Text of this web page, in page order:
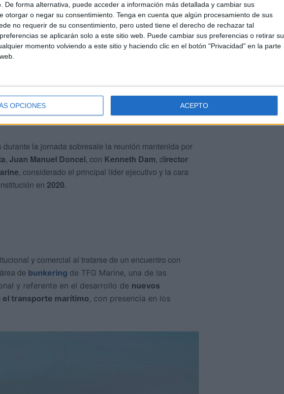
De forma alternativa, puede acceder a información más detallada y cambiar sus
otorgar o negar su consentimiento. Tenga en cuenta que algún procesamiento de sus
no requerir de su consentimiento, pero usted tiene el derecho de rechazar tal
se aplicarán solo a este sitio web. Puede cambiar sus preferencias o retirar su
momento volviendo a este sitio y haciendo clic en el botón "Privacidad" en la parte
OPCIONES ACEPTO
naval, laingeniería marítima, el
, lalogística, losservicios portuariosy lasnuevas
oportunidades
y empresas de servicios, con el objetivo de dar a
nuevas oportunidades de colaboración y
la jornada sobresale la reunión mantenida por
, Juan Manuel Doncel, con Kenneth Dam, director
, considerado el principal líder ejecutivo y la cara
en 2020.
y comercial al tratarse de un encuentro con
de bunkering de TFG Marine, una de las
y referente en el desarrollo de nuevos
transporte marítimo, con presencia en los